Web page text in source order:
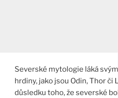
Severské mytologie láká
hrdiny, jako jsou Odin, Thor či
důsledku toho, že severské